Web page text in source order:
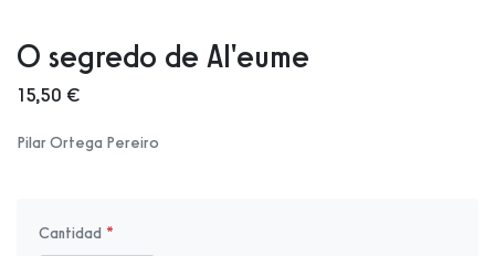
O segredo de Al'eume
15,50 €
Pilar Ortega Pereiro
Cantidad